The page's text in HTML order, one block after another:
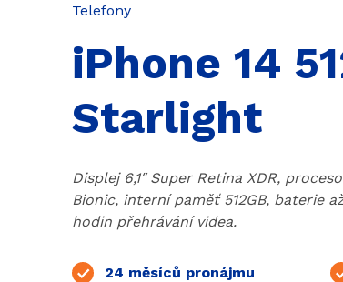
Kategorie
Telefony
iPhone 14
Starlight
Displej 6,1″ Super Retina XDR,
Bionic, interní paměť 512GB, baterie
hodin přehrávání videa.
24 měsíců pronájmu